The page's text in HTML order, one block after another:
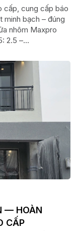
cấp, cung cấp báo
minh bạch – đúng
nhôm Maxpro
2.5 –...
— HOÀN
CẤP